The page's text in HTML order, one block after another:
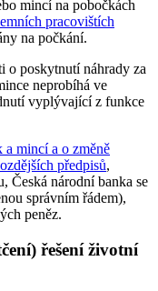
mincí na pobočkách
pracovištích
na počkání.
o poskytnutí náhrady za
neprobíhá ve
vyplývající z funkce
a mincí a o změně
předpisů,
Česká národní banka se
správním řádem),
peněz.
řešení životní